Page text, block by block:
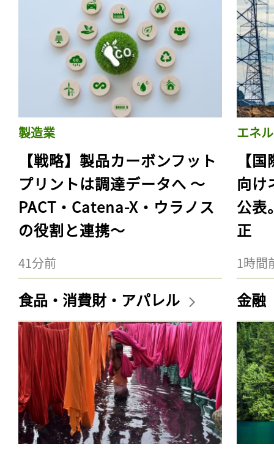
製造業
【戦略】製品カーボンフット
プリントは調達データへ 〜
PACT・Catena-X・ウラノス
の役割と連携〜
41分前
エネ
【
向け
公表
正
1時間
食品・消費財・アパレル 金融